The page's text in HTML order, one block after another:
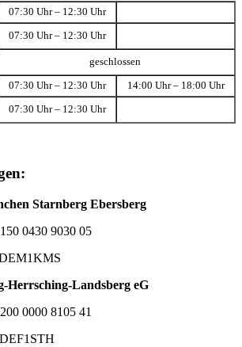
07:30 Uhr – 12:30 Uhr
07:30 Uhr – 12:30 Uhr
geschlossen
07:30 Uhr – 12:30 Uhr 14:00 Uhr – 18:00 Uhr
07:30 Uhr – 12:30 Uhr
Starnberg Ebersberg
0430 9030 05
Herrsching-Landsberg eG
0000 8105 41